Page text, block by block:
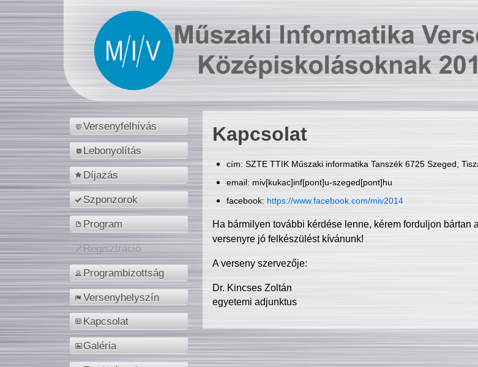
Versenyfelhívás
Lebonyolítás
Díjazás
Szponzorok
Program
Regisztráció
Programbizottság
Versenyhelyszín
Kapcsolat
Galéria
Kapcsolat
cím: SZTE TTIK Műszaki informatika Tanszék 6725 Szeged,
email: miv[kukac]inf[pont]u-szeged[pont]hu
facebook: https://www.facebook.com/miv2014
Ha bármilyen további kérdése lenne, kérem forduljon
versenyre jó felkészülést kívánunk!
A verseny szervezője:
Dr. Kincses Zoltán
egyetemi adjunktus